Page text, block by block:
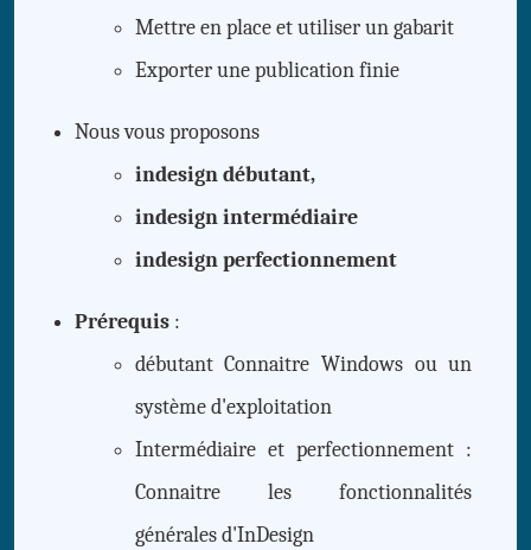
Mettre en place et utiliser un gabarit
Exporter une publication finie
Nous vous proposons
indesign débutant,
indesign intermédiaire
indesign perfectionnement
Prérequis:
débutant Connaitre Windows ou un
système d'exploitation
Intermédiaire et perfectionnement :
Connaitre les fonctionnalités
générales d'InDesign